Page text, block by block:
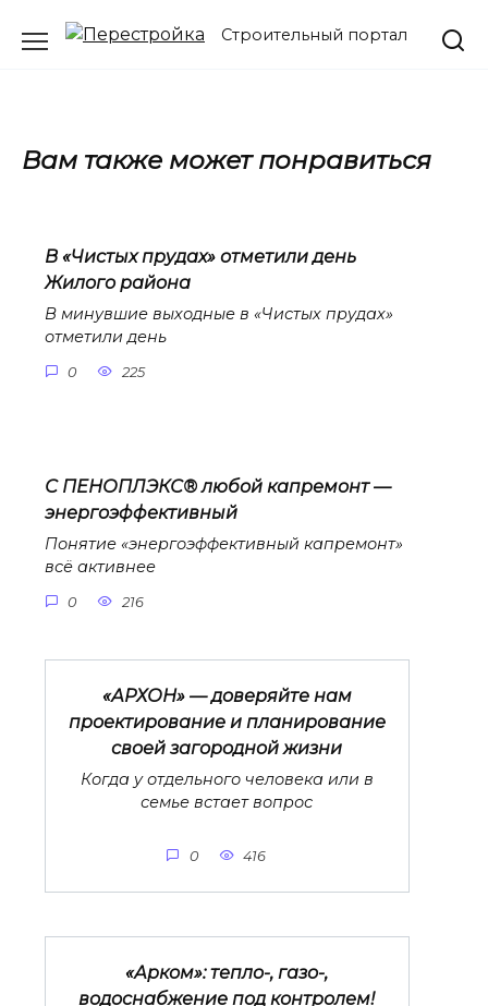
Строительный портал
Вам также может понравиться
В «Чистых прудах» отметили день
Жилого района
В минувшие выходные в «Чистых прудах»
отметили день
0 225
С ПЕНОПЛЭКС® любой капремонт —
энергоэффективный
Понятие «энергоэффективный капремонт»
всё активнее
0 216
«АРХОН» — доверяйте нам
проектирование и планирование
своей загородной жизни
Когда у отдельного человека или в
семье встает вопрос
0 416
«Арком»: тепло-, газо-,
водоснабжение под контролем!